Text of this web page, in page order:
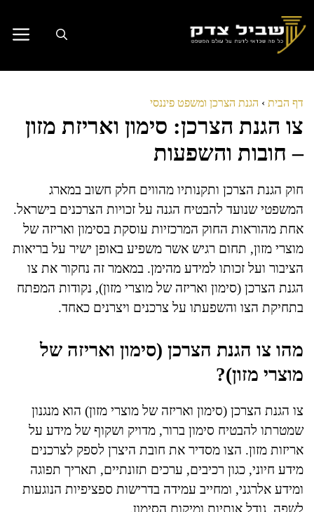
לתוכן
דף הבית › הגנת הצרכן ומשפט פיננסי
צו הגנת הצרכן: סימון ואריזת מזון
– חובות והשפעות
חוק הגנת הצרכן ותקנותיו מהווים חלק חשוב במארג
המשפטי שנועד להבטיח הגנה על זכויות הצרכנים בישראל.
אחת מהוראות החוק המרכזיות עוסקת בסימון ואריזה של
מוצרי מזון, תחום רגיש אשר משפיע באופן ישיר על בריאות
הציבור ועל זכותו למידע מהימן. במאמר זה נחקור את צו
הגנת הצרכן (סימון ואריזה של מוצרי מזון), נקודות המפתח
בתחיקת הצו והשפעתו על צרכנים ויצרנים כאחד.
מהו צו הגנת הצרכן (סימון ואריזה של
מוצרי מזון)?
צו הגנת הצרכן (סימון ואריזה של מוצרי מזון) הוא מנגנון
שמטרתו להבטיח סימון ברור, מדויק ושקוף של מידע על
אריזות מזון. הצו מסדיר את חובת היצרן לספק לצרכנים
מידע חיוני, כגון רכיבים, ערכים תזונתיים, תאריך תפוגה
ומידע אלרגני, ומחייב עמידה בדרישות ספציפיות הנוגעות
לשפה, גודל אותיות ומיקום הסימון.